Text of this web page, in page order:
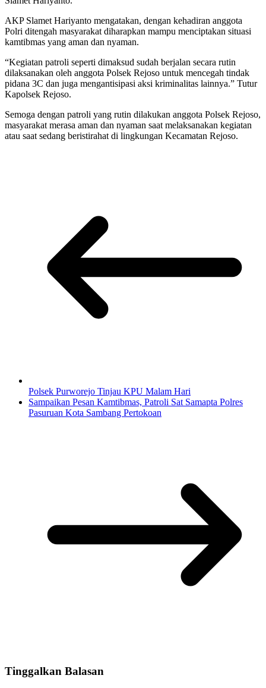
AKP Slamet Hariyanto mengatakan, dengan kehadiran anggota
Polri ditengah masyarakat diharapkan mampu menciptakan situasi
kamtibmas yang aman dan nyaman.
“Kegiatan patroli seperti dimaksud sudah berjalan secara rutin
dilaksanakan oleh anggota Polsek Rejoso untuk mencegah tindak
pidana 3C dan juga mengantisipasi aksi kriminalitas lainnya.” Tutur
Kapolsek Rejoso.
Semoga dengan patroli yang rutin dilakukan anggota Polsek Rejoso,
masyarakat merasa aman dan nyaman saat melaksanakan kegiatan
atau saat sedang beristirahat di lingkungan Kecamatan Rejoso.
Polsek Purworejo Tinjau KPU Malam Hari
Sampaikan Pesan Kamtibmas, Patroli Sat Samapta Polres
Pasuruan Kota Sambang Pertokoan
Tinggalkan Balasan